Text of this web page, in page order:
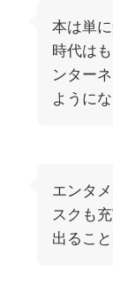
本は単
時代は
ンター
ように
エンタ
スクも
出るこ